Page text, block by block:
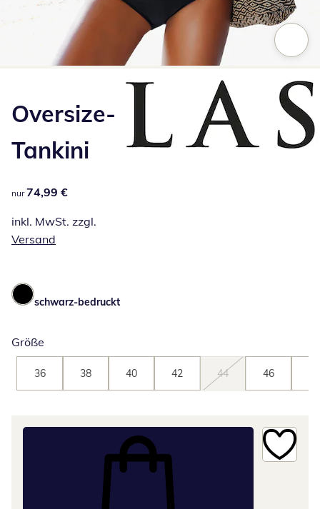
Oversize-
Tankini
74,99 €
nur 74,99 €
inkl. MwSt. zzgl.
Versand
schwarz-bedruckt
Größe
36 38 40 42 44 46